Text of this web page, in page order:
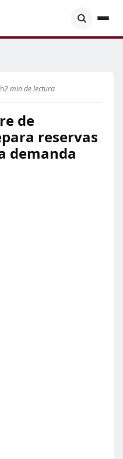
2 min de lectura
de
reservas
demanda